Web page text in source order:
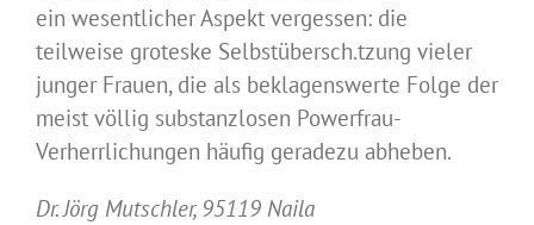
ein wesentlicher Aspekt vergessen: die
teilweise groteske Selbstübersch.tzung vieler
junger Frauen, die als beklagenswerte Folge der
meist völlig substanzlosen Powerfrau-
Verherrlichungen häufig geradezu abheben.
Dr. Jörg Mutschler, 95119 Naila